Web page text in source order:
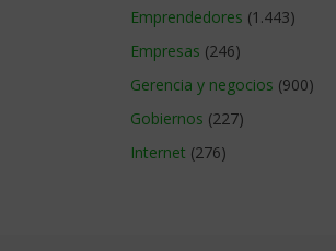
Emprendedores (1.443)
Empresas (246)
Gerencia y negocios (900)
Gobiernos (227)
Internet (276)